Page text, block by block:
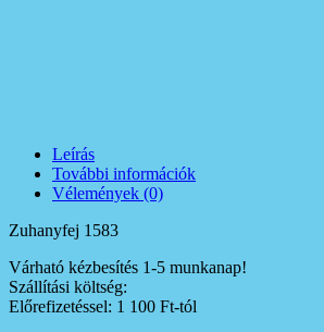
Leírás
További információk
Vélemények (0)
Zuhanyfej 1583
Várható kézbesítés 1-5 munkanap!
Szállítási költség:
Előrefizetéssel: 1 100 Ft-tól